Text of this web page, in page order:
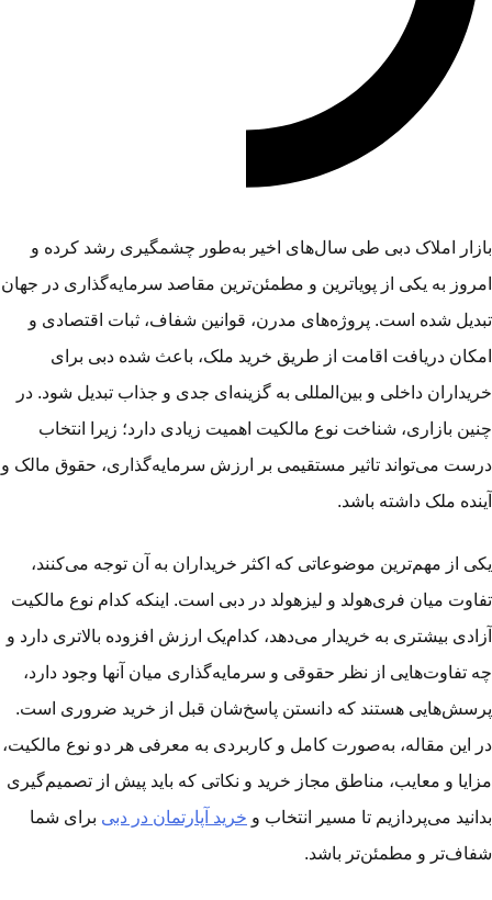
املاک دبی طی سال‌های اخیر به‌طور چشمگیری رشد کرده و
به یکی از پویاترین و مطمئن‌ترین مقاصد سرمایه‌گذاری در جهان
شده است. پروژه‌های مدرن، قوانین شفاف، ثبات اقتصادی و
دریافت اقامت از طریق خرید ملک، باعث شده دبی برای
داخلی و بین‌المللی به گزینه‌ای جدی و جذاب تبدیل شود. در
بازاری، شناخت نوع مالکیت اهمیت زیادی دارد؛ زیرا انتخاب
می‌تواند تاثیر مستقیمی بر ارزش سرمایه‌گذاری، حقوق مالک و
ملک داشته باشد.
از مهم‌ترین موضوعاتی که اکثر خریداران به آن توجه می‌کنند،
میان فری‌هولد و لیزهولد در دبی است. اینکه کدام نوع مالکیت
بیشتری به خریدار می‌دهد، کدام‌یک ارزش افزوده بالاتری دارد و
تفاوت‌هایی از نظر حقوقی و سرمایه‌گذاری میان آنها وجود دارد،
هستند که دانستن پاسخ‌شان قبل از خرید ضروری است.
این مقاله، به‌صورت کامل و کاربردی به معرفی هر دو نوع مالکیت،
و معایب، مناطق مجاز خرید و نکاتی که باید پیش از تصمیم‌گیری
می‌پردازیم تا مسیر انتخاب وخرید آپارتمان در دبیبرای شما
و مطمئن‌تر باشد.